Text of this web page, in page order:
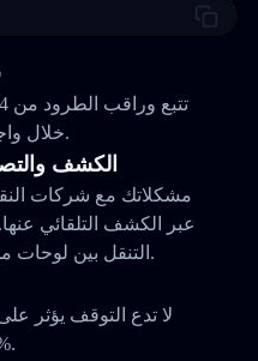
خلال واجهة برمجة تطبيقات واحدة فقط.
الكشف
عبر الكشف التلقائي
التنقل بين لوحات مختلفة، كل شيء في مكان واحد.
لا تدع التوقف يؤثر
واجهتنا توفر معدل